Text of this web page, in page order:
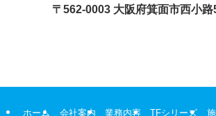
〒562-0003 大阪府箕面市西小路
ホーム 会社案内 業務内容 TFシリーズ